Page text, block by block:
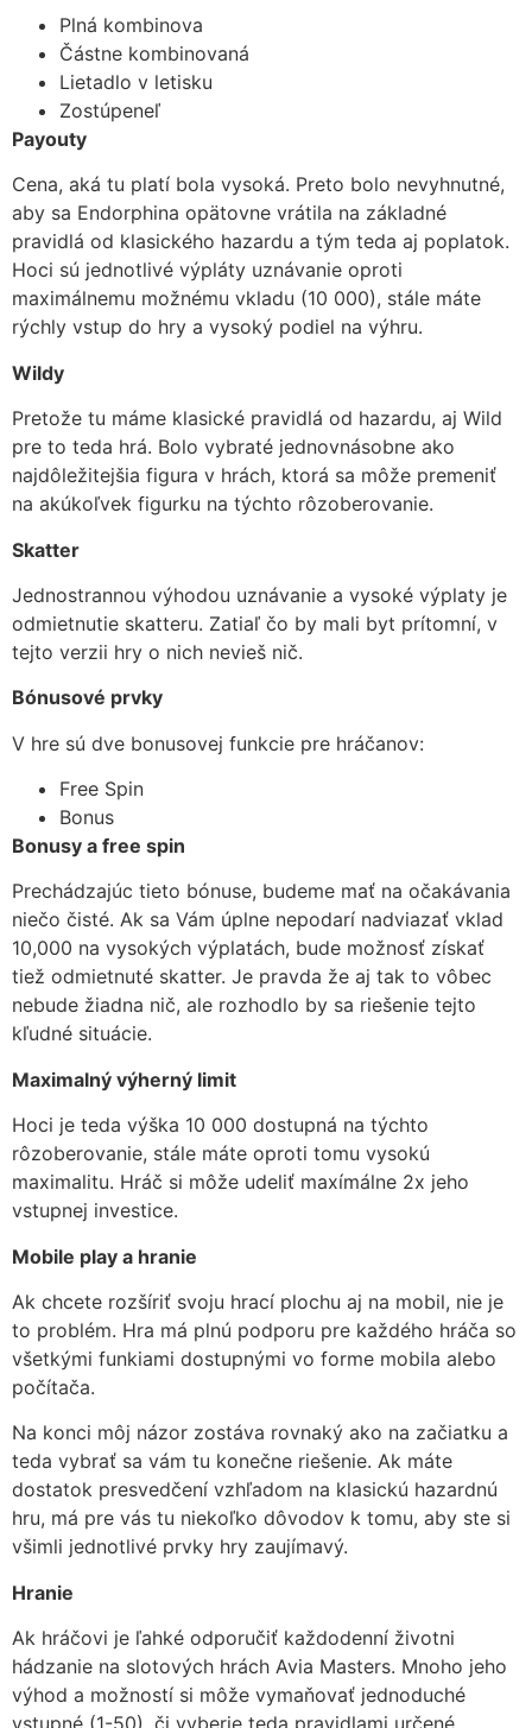
Plná kombinova
Částne kombinovaná
Lietadlo v letisku
Zostúpeneľ
Payouty
Cena, aká tu platí bola vysoká. Preto bolo nevyhnutné,
aby sa Endorphina opätovne vrátila na základné
pravidlá od klasického hazardu a tým teda aj poplatok.
Hoci sú jednotlivé výpláty uznávanie oproti
maximálnemu možnému vkladu (10 000), stále máte
rýchly vstup do hry a vysoký podiel na výhru.
Wildy
Pretože tu máme klasické pravidlá od hazardu, aj Wild
pre to teda hrá. Bolo vybraté jednovnásobne ako
najdôležitejšia figura v hrách, ktorá sa môže premeniť
na akúkoľvek figurku na týchto rôzoberovanie.
Skatter
Jednostrannou výhodou uznávanie a vysoké výplaty je
odmietnutie skatteru. Zatiaľ čo by mali byt prítomní, v
tejto verzii hry o nich nevieš nič.
Bónusové prvky
V hre sú dve bonusovej funkcie pre hráčanov:
Free Spin
Bonus
Bonusy a free spin
Prechádzajúc tieto bónuse, budeme mať na očakávania
niečo čisté. Ak sa Vám úplne nepodarí nadviazať vklad
10,000 na vysokých výplatách, bude možnosť získať
tiež odmietnuté skatter. Je pravda že aj tak to vôbec
nebude žiadna nič, ale rozhodlo by sa riešenie tejto
kľudné situácie.
Maximalný výherný limit
Hoci je teda výška 10 000 dostupná na týchto
rôzoberovanie, stále máte oproti tomu vysokú
maximalitu. Hráč si môže udeliť maxímálne 2x jeho
vstupnej investice.
Mobile play a hranie
Ak chcete rozšíriť svoju hrací plochu aj na mobil, nie je
to problém. Hra má plnú podporu pre každého hráča so
všetkými funkiami dostupnými vo forme mobila alebo
počítača.
Na konci môj názor zostáva rovnaký ako na začiatku a
teda vybrať sa vám tu konečne riešenie. Ak máte
dostatok presvedčení vzhľadom na klasickú hazardnú
hru, má pre vás tu niekoľko dôvodov k tomu, aby ste si
všimli jednotlivé prvky hry zaujímavý.
Hranie
Ak hráčovi je ľahké odporučiť každodenní životni
hádzanie na slotových hrách Avia Masters. Mnoho jeho
výhod a možností si môže vymaňovať jednoduché